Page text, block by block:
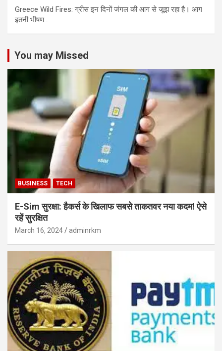
Greece Wild Fires: ग्रीस इन दिनों जंगल की आग से जूझ रहा है। आग
इतनी भीषण…
You may Missed
BUSINESS TECH
E-Sim सुरक्षा: हैकर्स के खिलाफ सबसे ताकतवर नया कदम! ऐसे
रहें सुरक्षित
March 16, 2024 adminrkm